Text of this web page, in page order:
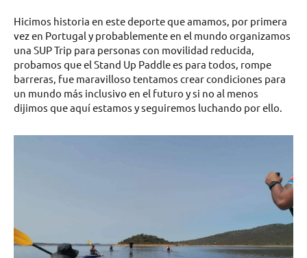
Hicimos historia en este deporte que amamos, por primera
vez en Portugal y probablemente en el mundo organizamos
una SUP Trip para personas con movilidad reducida,
probamos que el Stand Up Paddle es para todos, rompe
barreras, fue maravilloso tentamos crear condiciones para
un mundo más inclusivo en el futuro y si no al menos
dijimos que aquí estamos y seguiremos luchando por ello.